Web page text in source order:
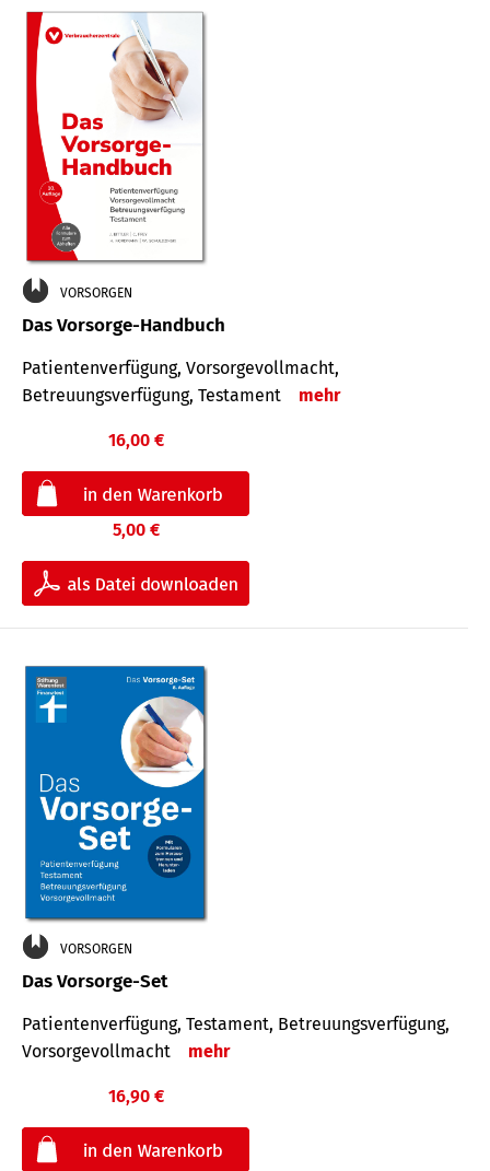
VORSORGEN
Das Vorsorge-Handbuch
Patientenverfügung, Vorsorgevollmacht,
Betreuungsverfügung, Testament
mehr
16,00 €
5,00 €
VORSORGEN
Das Vorsorge-Set
Patienten­ver­fügung, Testa­ment, Be­treuungs­verfü­gung,
Vor­sorge­voll­macht
mehr
16,90 €